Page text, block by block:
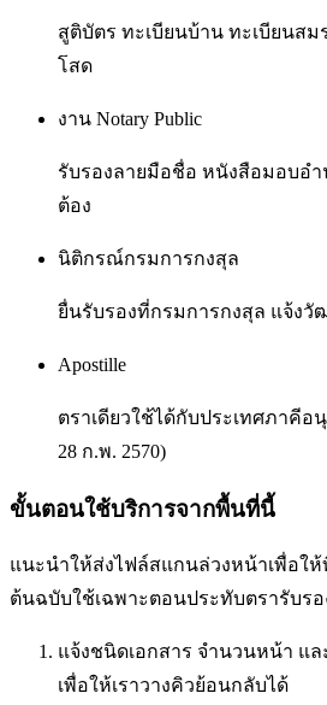
สูติบัตร ทะเบียนบ้าน ทะเบียนส
โสด
งาน Notary Public
รับรองลายมือชื่อ หนังสือมอบอำ
ต้อง
นิติกรณ์กรมการกงสุล
ยื่นรับรองที่กรมการกงสุล แจ้ง
Apostille
ตราเดียวใช้ได้กับประเทศภาคี
28 ก.พ. 2570)
ขั้นตอนใช้บริการจากพื้นที่นี้
แนะนำให้ส่งไฟล์สแกนล่วงหน้าเพื่อใ
ต้นฉบับใช้เฉพาะตอนประทับตรารับรอ
แจ้งชนิดเอกสาร จำนวนหน้า แ
เพื่อให้เราวางคิวย้อนกลับได้